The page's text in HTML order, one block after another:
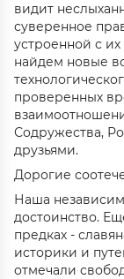
видит
суверенное
устроенной с
найдем новые
проверенных
Содружества,
друзьями.
Дорогие
Наша
достоинство.
предках -
историки и
отмечали